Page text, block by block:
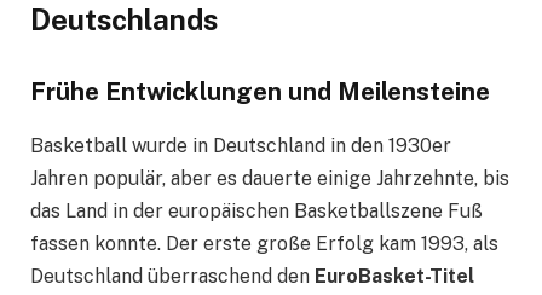
Deutschlands
Frühe Entwicklungen und Meilensteine
Basketball wurde in Deutschland in den 1930er
Jahren populär, aber es dauerte einige Jahrzehnte, bis
das Land in der europäischen Basketballszene Fuß
fassen konnte. Der erste große Erfolg kam 1993, als
Deutschland überraschend den EuroBasket-Titel